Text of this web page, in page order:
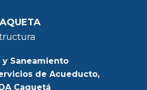
Saneamiento
de Acueducto,
Caquetá